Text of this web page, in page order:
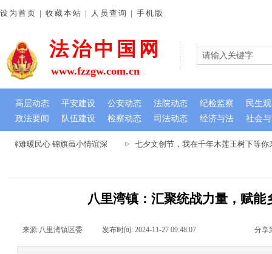
解难暖民心 锦旗虽小情谊深 七夕文创节，我在千年木莲王树下等你
法治中国网
政法要闻 队伍建设 检察动态 司法动态 经济与法 社会
设为首页 | 收藏本站 | 人员查询 | 手机版
www.fzzgw.com.cn
高层动态 平安建设 公安动态 法院动态 纪检监察 民生
八里湾镇：汇聚统战力量，赋能
来源:八里湾镇区委 发布时间: 2024-11-27 09:48:07 分享